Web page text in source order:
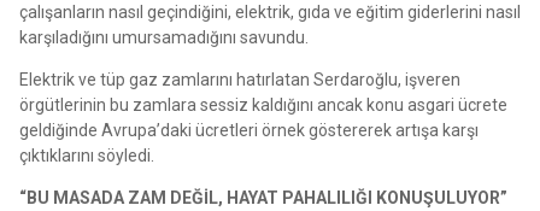
çalışanların nasıl geçindiğini, elektrik, gıda ve eğitim giderlerini nasıl
karşıladığını umursamadığını savundu.
Elektrik ve tüp gaz zamlarını hatırlatan Serdaroğlu, işveren
örgütlerinin bu zamlara sessiz kaldığını ancak konu asgari ücrete
geldiğinde Avrupa’daki ücretleri örnek göstererek artışa karşı
çıktıklarını söyledi.
“BU MASADA ZAM DEĞİL, HAYAT PAHALILIĞI KONUŞULUYOR”